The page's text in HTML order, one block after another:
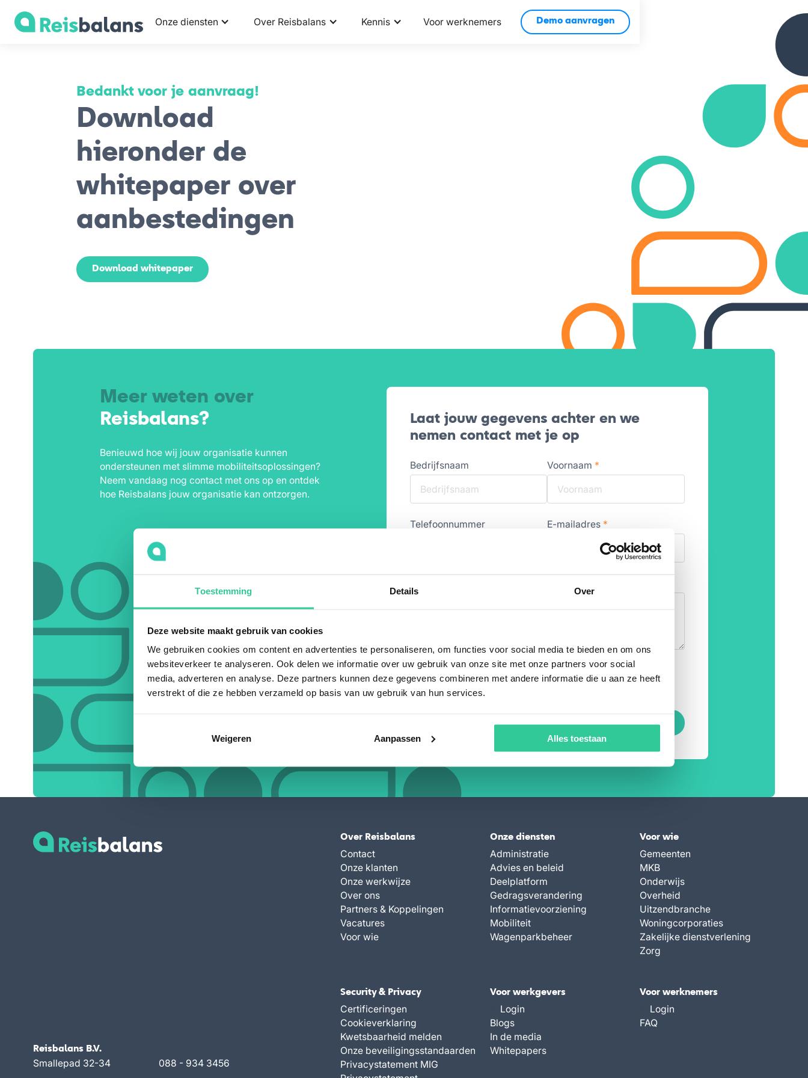
Toestemming Details Over
Deze website maakt gebruik van cookies
We gebruiken cookies om content en advertenties te personaliseren, om functies voor social media te bieden en om ons
websiteverkeer te analyseren. Ook delen we informatie over uw gebruik van onze site met onze partners voor social
media, adverteren en analyse. Deze partners kunnen deze gegevens combineren met andere informatie die u aan ze heeft
verstrekt of die ze hebben verzameld op basis van uw gebruik van hun services.
Weigeren Aanpassen Alles toestaan
Onze diensten Over Reisbalans Kennis Voor werknemers Demo aanvragen
Bedankt voor je aanvraag!
Download
hieronder de
whitepaper over
aanbestedingen
Download whitepaper
Meer weten over
Reisbalans?
Benieuwd hoe wij jouw organisatie kunnen
ondersteunen met slimme mobiliteitsoplossingen?
Neem vandaag nog contact met ons op en ontdek
hoe Reisbalans jouw organisatie kan ontzorgen.
Laat jouw gegevens achter en we
nemen contact met je op
Bedrijfsnaam Voornaam *
Telefoonnummer E-mailadres *
Ik geef toestemming dat mijn persoonsgegevens
worden gebruikt om mijn aanvraag te verwerken.
Voor meer info zie het
Reisbalans B.V.
Smallepad 32-34 088 - 934 3456
Over Reisbalans
Contact
Onze klanten
Onze werkwijze
Over ons
Partners & Koppelingen
Vacatures
Voor wie
Onze diensten
Administratie
Advies en beleid
Deelplatform
Gedragsverandering
Informatievoorziening
Mobiliteit
Wagenparkbeheer
Voor wie
Gemeenten
MKB
Onderwijs
Overheid
Uitzendbranche
Woningcorporaties
Zakelijke dienstverlening
Zorg
Security & Privacy
Certificeringen
Cookieverklaring
Kwetsbaarheid melden
Onze beveiligingsstandaarden
Privacystatement MIG
Voor werkgevers
Login
Blogs
In de media
Whitepapers
Voor werknemers
Login
FAQ